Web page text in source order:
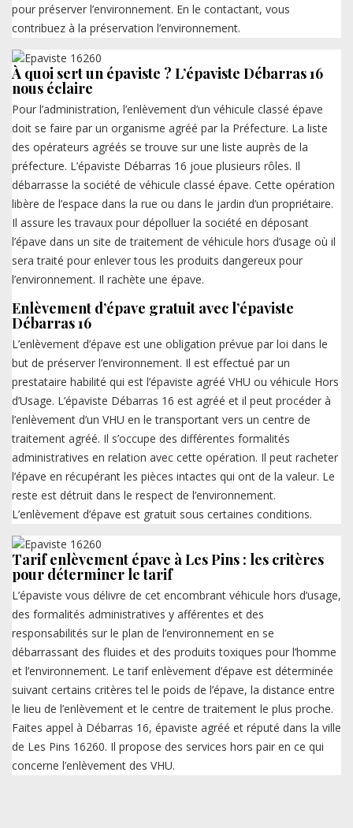
pour préserver l’environnement. En le contactant, vous
contribuez à la préservation l’environnement.
À quoi sert un épaviste ? L’épaviste Débarras 16
nous éclaire
Pour l’administration, l’enlèvement d’un véhicule classé épave
doit se faire par un organisme agréé par la Préfecture. La liste
des opérateurs agréés se trouve sur une liste auprès de la
préfecture. L’épaviste Débarras 16 joue plusieurs rôles. Il
débarrasse la société de véhicule classé épave. Cette opération
libère de l’espace dans la rue ou dans le jardin d’un propriétaire.
Il assure les travaux pour dépolluer la société en déposant
l’épave dans un site de traitement de véhicule hors d’usage où il
sera traité pour enlever tous les produits dangereux pour
l’environnement. Il rachète une épave.
Enlèvement d’épave gratuit avec l’épaviste
Débarras 16
L’enlèvement d’épave est une obligation prévue par loi dans le
but de préserver l’environnement. Il est effectué par un
prestataire habilité qui est l’épaviste agréé VHU ou véhicule Hors
d’Usage. L’épaviste Débarras 16 est agréé et il peut procéder à
l’enlèvement d’un VHU en le transportant vers un centre de
traitement agréé. Il s’occupe des différentes formalités
administratives en relation avec cette opération. Il peut racheter
l’épave en récupérant les pièces intactes qui ont de la valeur. Le
reste est détruit dans le respect de l’environnement.
L’enlèvement d’épave est gratuit sous certaines conditions.
Tarif enlèvement épave à Les Pins : les critères
pour déterminer le tarif
L’épaviste vous délivre de cet encombrant véhicule hors d’usage,
des formalités administratives y afférentes et des
responsabilités sur le plan de l’environnement en se
débarrassant des fluides et des produits toxiques pour l’homme
et l’environnement. Le tarif enlèvement d’épave est déterminée
suivant certains critères tel le poids de l’épave, la distance entre
le lieu de l’enlèvement et le centre de traitement le plus proche.
Faites appel à Débarras 16, épaviste agréé et réputé dans la ville
de Les Pins 16260. Il propose des services hors pair en ce qui
concerne l’enlèvement des VHU.